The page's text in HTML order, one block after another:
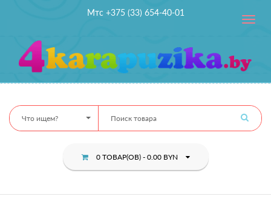
Мтс +375 (33) 654-40-01
Toggle
Что ищем?
0 ТОВАР(ОВ) - 0.00 BYN